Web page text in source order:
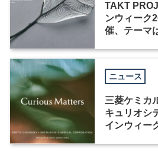
TAKT
ンウィーク
催、テーマ
ニュース
三菱ケミカ
キュリオシ
インウィー